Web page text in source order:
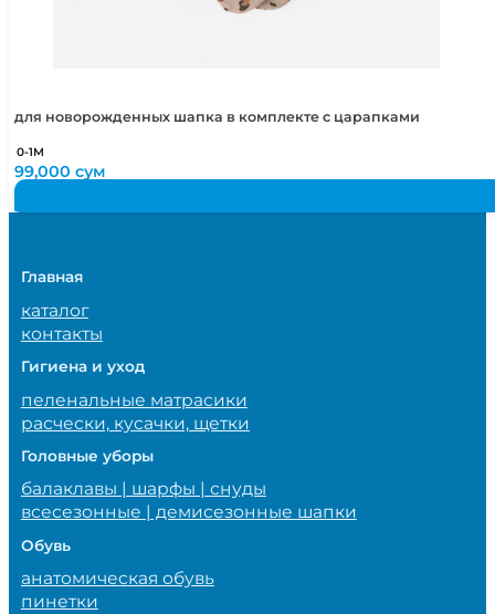
для новорожденных шапка в комплекте с царапками
0-1М
99,000сум
Главная
каталог
контакты
Гигиена и уход
пеленальные матрасики
расчески, кусачки, щетки
Головные уборы
балаклавы | шарфы | снуды
всесезонные | демисезонные шапки
Обувь
анатомическая обувь
пинетки